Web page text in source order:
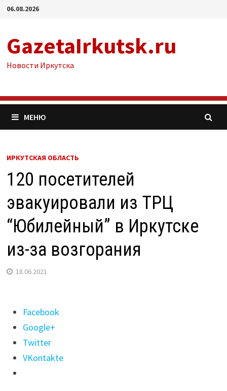
Перейти
06.08.2026
GazetaIrkutsk.ru
Новости Иркутска
МЕНЮ
ИРКУТСКАЯ ОБЛАСТЬ
120 посетителей
эвакуировали из ТРЦ
“Юбилейный” в Иркутске
из-за возгорания
18.06.2021
Поделиться
"120
посетителей
эвакуировали
из
Facebook
Google+
Twitter
VKontakte